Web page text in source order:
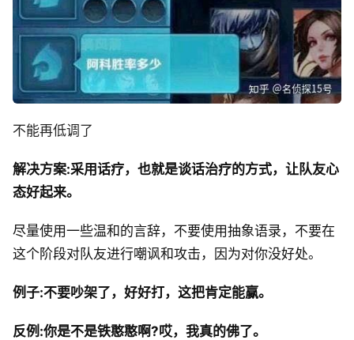
不能再低调了
解决方案:采用话疗，也就是谈话治疗的方式，让队友心
态好起来。
尽量使用一些温和的言辞，不要使用抽象语录，不要在
这个阶段对队友进行嘲讽和攻击，因为对你没好处。
例子:不要吵架了，好好打，这把肯定能赢。
反例:你是不是铁憨憨啊?哎，我真的佛了。